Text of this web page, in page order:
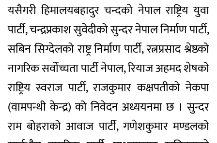
यसैगरी हिमालयबहादुर चन्दको नेपाल राष्ट्रिय युवा
पार्टी, चन्द्रप्रकाश सुवेदीको सुन्दर नेपाल निर्माण पार्टी,
सबिन सिग्देलको राष्ट्र निर्माण पार्टी, रत्नप्रसाद श्रेष्ठको
नागरिक सर्वाेच्चता पार्टी नेपाल, रियाज अहमद शेषको
राष्ट्रिय स्वराज पार्टी, राजकुमार कक्षपतीको नेकपा
(वामपन्थी केन्द्र) को निवेदन अध्ययनमा छ । सुन्दर
राम बोहराको आवाज पार्टी, गणेशकुमार मण्डलको